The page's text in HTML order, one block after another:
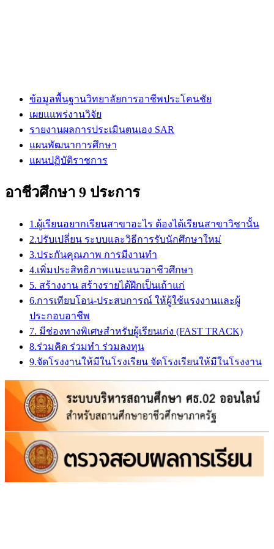
ข้อมูลพื้นฐานวิทยาลัยการอาชีพประโคนชัย
เผยแแพร่งานวิจัย
รายงานผลการประเมินตนเอง SAR
แผนพัฒนาการศึกษา
แผนปฏิบัติราชการ
อาชีวศึกษา 9 ประการ
1.ผู้เรียนอยากเรียนสาขาอะไร ต้องได้เรียนสาขาวิชานั้น
2.ปรับเปลี่ยน ระบบและวิธีการรับนักศึกษาใหม่
3.ประกันคุณภาพ การมีงานทำ
4.เพิ่มประสิทธิภาพแนะแนวอาชีวศึกษา
5. สร้างงาน สร้างรายได้ฝึกเป็นเถ้าแก่
6.การเทียบโอน-ประสบการณ์ ให้ผู้ใช้แรงงานและผู้
ประกอบอาชีพ
7. มีช่องทางพิเศษสำหรับผู้เรียนเก่ง (FAST TRACK)
8.ร่วมคิด ร่วมทำ ร่วมลงทุน
9.จัดโรงงานให้มีในโรงเรียน จัดโรงเรียนให้มีในโรงงาน